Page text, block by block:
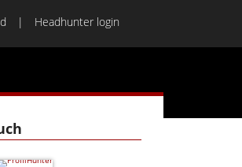
Headhunter login